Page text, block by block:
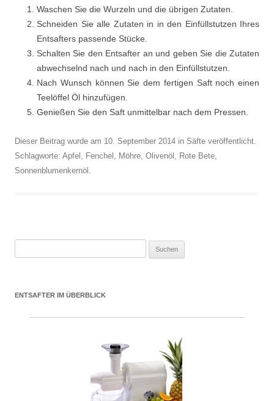
Waschen Sie die Wurzeln und die übrigen Zutaten.
Schneiden Sie alle Zutaten in in den Einfüllstutzen Ihres
Entsafters passende Stücke.
Schalten Sie den Entsafter an und geben Sie die Zutaten
abwechselnd nach und nach in den Einfüllstutzen.
Nach Wunsch können Sie dem fertigen Saft noch einen
Teelöffel Öl hinzufügen.
Genießen Sie den Saft unmittelbar nach dem Pressen.
Dieser Beitrag wurde am 10. September 2014 in Säfte veröffentlicht.
Schlagworte: Apfel , Fenchel , Möhre, Olivenöl , Rote Bete,
Sonnenblumenkernöl .
ENTSAFTER IM ÜBERBLICK